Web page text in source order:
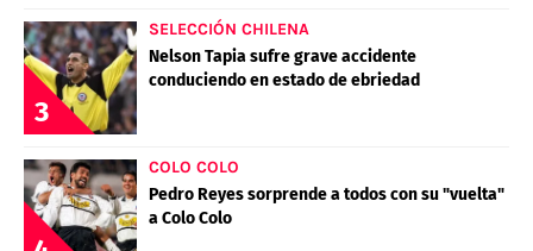
3
SELECCIÓN CHILENA
Nelson Tapia sufre grave accidente
conduciendo en estado de ebriedad
COLO COLO
Pedro Reyes sorprende a todos con su "vuelta"
a Colo Colo